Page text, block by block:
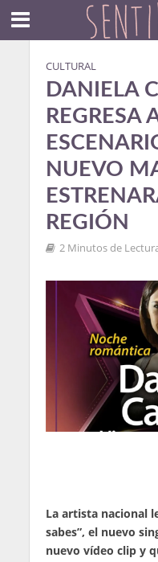
CULTURAL
DANIELA
REGRESA
NUEVO
REGIÓN
2 Minutos de
La artista nacional
sabes”, el nuevo
nuevo vídeo clip y